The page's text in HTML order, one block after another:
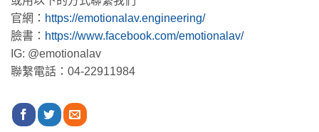
官網： https://emotionalav.engineering/
臉書： https://www.facebook.com/emotionalav/
IG: @emotionalav
聯繫電話：04-22911984